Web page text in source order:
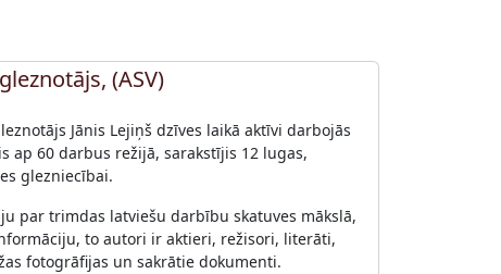
(ASV)
Jānis Lejiņš dzīves laikā aktīvi darbojās
ap 60 darbus režijā, sarakstījis 12 lugas,
glezniecībai.
par trimdas latviešu darbību skatuves mākslā,
to autori ir aktieri, režisori, literāti,
fotogrāfijas un sakrātie dokumenti.